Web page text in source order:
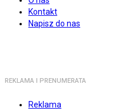
Kontakt
Napisz do nas
REKLAMA I PRENUMERATA
Reklama